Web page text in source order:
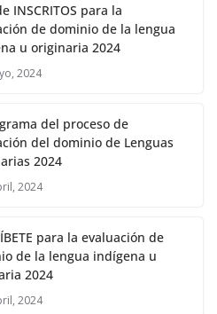
INSCRITOS para la
de dominio de la lengua
u originaria 2024
2024
del proceso de
del dominio de Lenguas
2024
2024
para la evaluación de
de la lengua indígena u
2024
2024